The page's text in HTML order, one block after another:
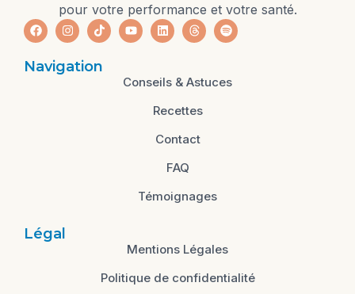
pour votre performance et votre santé.
Navigation
Conseils & Astuces
Recettes
Contact
FAQ
Témoignages
Légal
Mentions Légales
Politique de confidentialité